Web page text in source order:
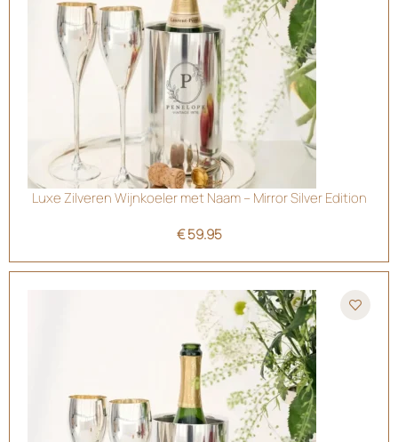
Luxe Zilveren Wijnkoeler met Naam – Mirror Silver Edition
€59.95